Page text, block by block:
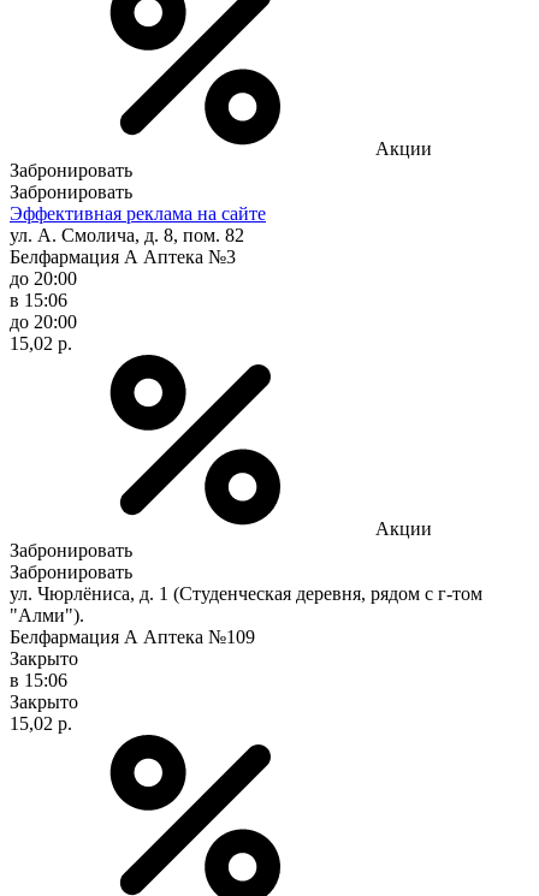
Акции
Забронировать
Забронировать
Эффективная реклама на сайте
ул. А. Смолича, д. 8, пом. 82
Белфармация А Аптека №3
до 20:00
в 15:06
до 20:00
15,02 р.
Акции
Забронировать
Забронировать
ул. Чюрлёниса, д. 1 (Студенческая деревня, рядом с г-том
"Алми").
Белфармация А Аптека №109
Закрыто
в 15:06
Закрыто
15,02 р.